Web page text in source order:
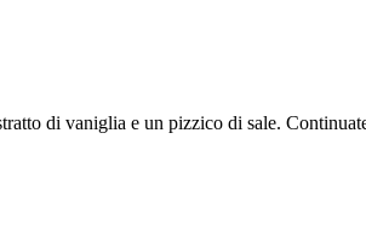
di vaniglia e un pizzico di sale.